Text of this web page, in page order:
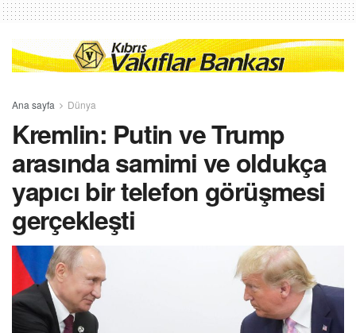
Ana sayfa Dünya
Kremlin: Putin ve Trump
arasında samimi ve oldukça
yapıcı bir telefon görüşmesi
gerçekleşti